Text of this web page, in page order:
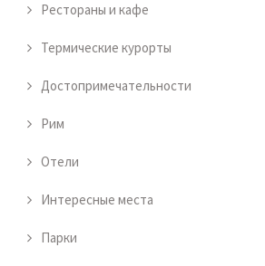
Рестораны и кафе
Термические курорты
Достопримечательности
Рим
Отели
Интересные места
Парки